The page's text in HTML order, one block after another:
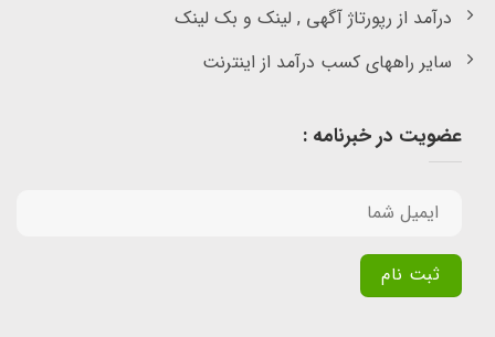
درآمد از رپورتاژ آگهی , لینک و بک لینک
سایر راههای کسب درآمد از اینترنت
عضویت در خبرنامه :